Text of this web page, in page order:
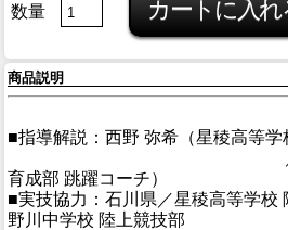
数量
商品説明
■指導解説：西野 弥希（星稜高等学
／U20オリン
育成部 跳躍コーチ）
■実技協力：石川県／星稜高等学校
野川中学校 陸上競技部